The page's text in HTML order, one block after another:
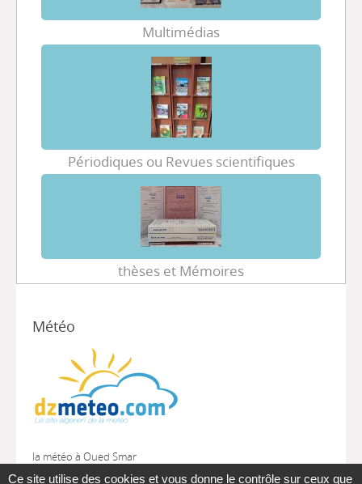
Multimédias
Périodiques ou Revues scientifiques
thèses et Mémoires
Météo
la météo à Oued Smar
Ce site utilise des cookies et vous donne le contrôle sur ceux que